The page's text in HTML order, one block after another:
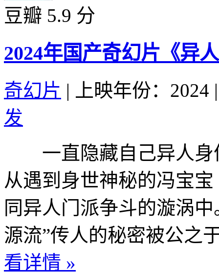
豆瓣 5.9 分
2024年国产奇幻片《异
奇幻片 | 上映年份：2024 |
发
一直隐藏自己异人身
从遇到身世神秘的冯宝
同异人门派争斗的漩涡
源流”传人的秘密被公之
看详情 »